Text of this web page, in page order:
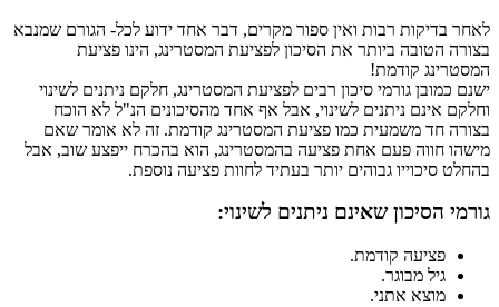
לאחר בדיקות רבות ואין ספור מקרים, דבר אחד ידוע לכל- הגורם שמנבא
בצורה הטובה ביותר את הסיכון לפציעת המסטרינג, הינו פציעת
המסטרינג קודמת!
ישנם כמובן גורמי סיכון רבים לפציעת המסטרינג, חלקם ניתנים לשינוי
וחלקם אינם ניתנים לשינוי, אבל אף אחד מהסיכונים הנ"ל לא הוכח
בצורה חד משמעית כמו פציעת המסטרינג קודמת. זה לא אומר שאם
מישהו חווה פעם אחת פציעה בהמסטרינג, הוא בהכרח ייפצע שוב, אבל
בהחלט סיכוייו גבוהים יותר בעתיד לחוות פציעה נוספת.
גורמי הסיכון שאינם ניתנים לשינוי:
פציעה קודמת.
גיל מבוגר.
מוצא אתני.